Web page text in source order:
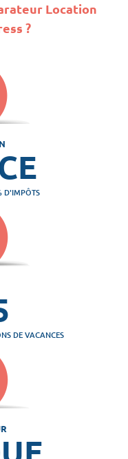
Location
?
D'IMPÔTS
DE VACANCES